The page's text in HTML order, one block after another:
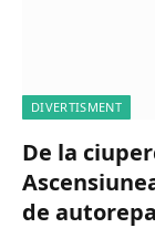
DIVERTISMENT
De la
de